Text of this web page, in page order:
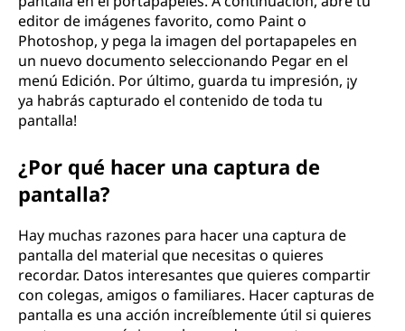
editor de imágenes favorito, como Paint o
Photoshop, y pega la imagen del portapapeles en
un nuevo documento seleccionando Pegar en el
menú Edición. Por último, guarda tu impresión, ¡y
ya habrás capturado el contenido de toda tu
pantalla!
¿Por qué hacer una captura de
pantalla?
Hay muchas razones para hacer una captura de
pantalla del material que necesitas o quieres
recordar. Datos interesantes que quieres compartir
con colegas, amigos o familiares. Hacer capturas de
pantalla es una acción increíblemente útil si quieres